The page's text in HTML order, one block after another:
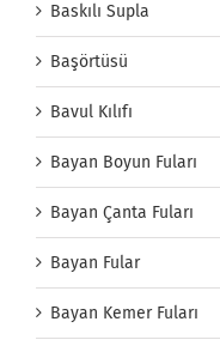
Baskılı Supla
Başörtüsü
Bavul Kılıfı
Bayan Boyun Fuları
Bayan Çanta Fuları
Bayan Fular
Bayan Kemer Fuları